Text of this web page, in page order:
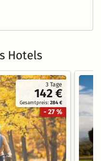
Hotels
3 Tage
142 €
Gesamtpreis:284 €
- 27 %